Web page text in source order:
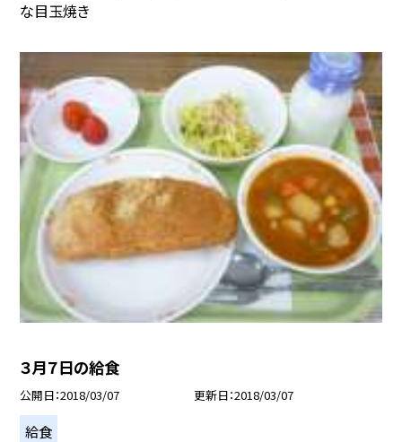
な目玉焼き
３月７日の給食
公開日 2018/03/07 更新日 2018/03/07
給食